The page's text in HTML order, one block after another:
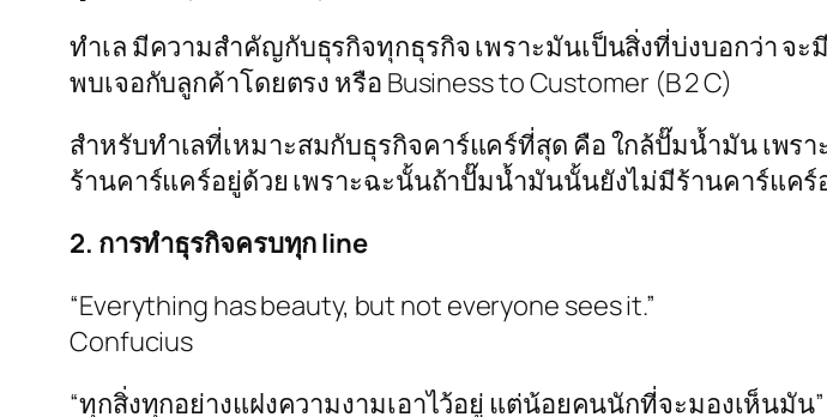
ทำเล มีความสำคัญกับธุรกิจทุกธุรกิจ เพราะมันเป็นสิ่งที่บ่งบอกว่า จ
พบเจอกับลูกค้าโดยตรง หรือ Business to Customer (B 2 C)
สำหรับทำเลที่เหมาะสมกับธุรกิจคาร์แคร์ที่สุด คือ ใกล้ปั๊มน้ำมัน เพ
ร้านคาร์แคร์อยู่ด้วย เพราะฉะนั้นถ้าปั๊มน้ำมันนั้นยังไม่มีร้านคาร์แค
2. การทำธุรกิจครบทุก line
“Everything has beauty, but not everyone sees it.”
Confucius
“ทุกสิ่งทุกอย่างแฝงความงามเอาไว้อยู่ แต่น้อยคนนักที่จะมองเห็นมั